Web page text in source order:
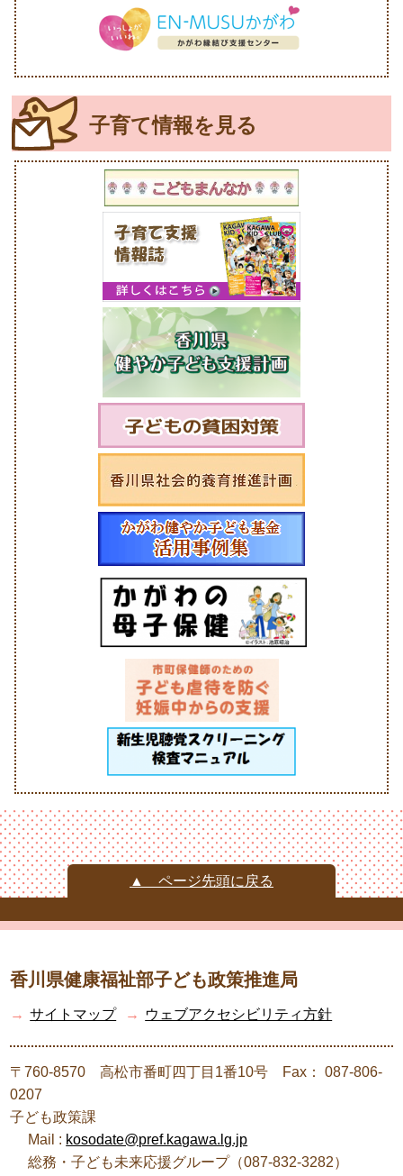
子育て情報を見る
▲ ページ先頭に戻る
香川県健康福祉部子ども政策推進局
→ サイトマップ → ウェブアクセシビリティ方針
〒760-8570 高松市番町四丁目1番10号 Fax： 087-806-
0207
子ども政策課
Mail : kosodate@pref.kagawa.lg.jp
総務・子ども未来応援グループ（087-832-3282）